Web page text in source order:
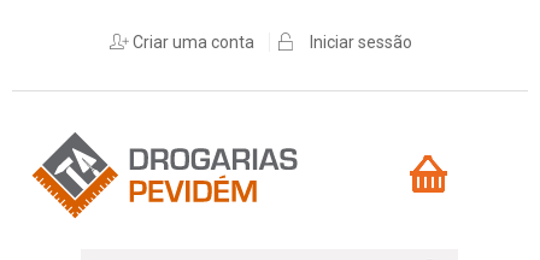
Criar uma conta Iniciar sessão